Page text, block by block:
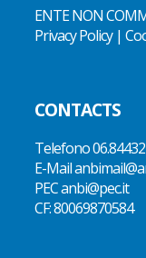
ENTE NON
Privacy Policy|
CONTACTS
Telefono
E-Mail
PEC anbi@pec.it
CF:80069870584